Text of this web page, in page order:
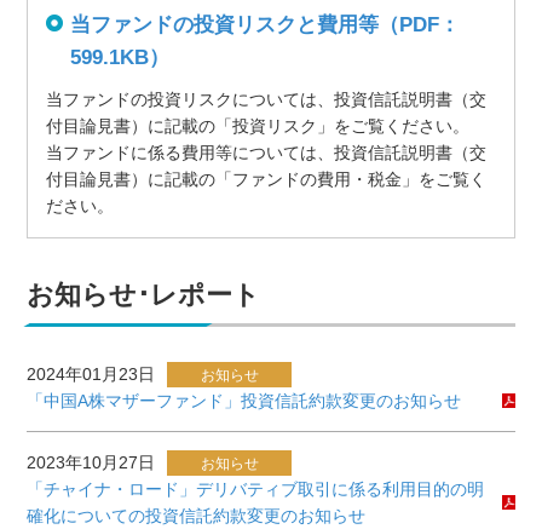
当ファンドの投資リスクと費用等（PDF：
599.1KB）
当ファンドの投資リスクについては、投資信託説明書（交
付目論見書）に記載の「投資リスク」をご覧ください。
当ファンドに係る費用等については、投資信託説明書（交
付目論見書）に記載の「ファンドの費用・税金」をご覧く
ださい。
お知らせ･レポート
2024年01月23日 お知らせ
「中国A株マザーファンド」投資信託約款変更のお知らせ
2023年10月27日 お知らせ
「チャイナ・ロード」デリバティブ取引に係る利用目的の明
確化についての投資信託約款変更のお知らせ